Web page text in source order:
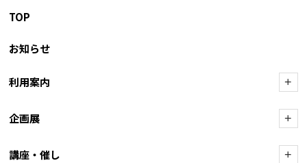
TOP
お知らせ
利用案内 +
企画展 +
講座・催し +